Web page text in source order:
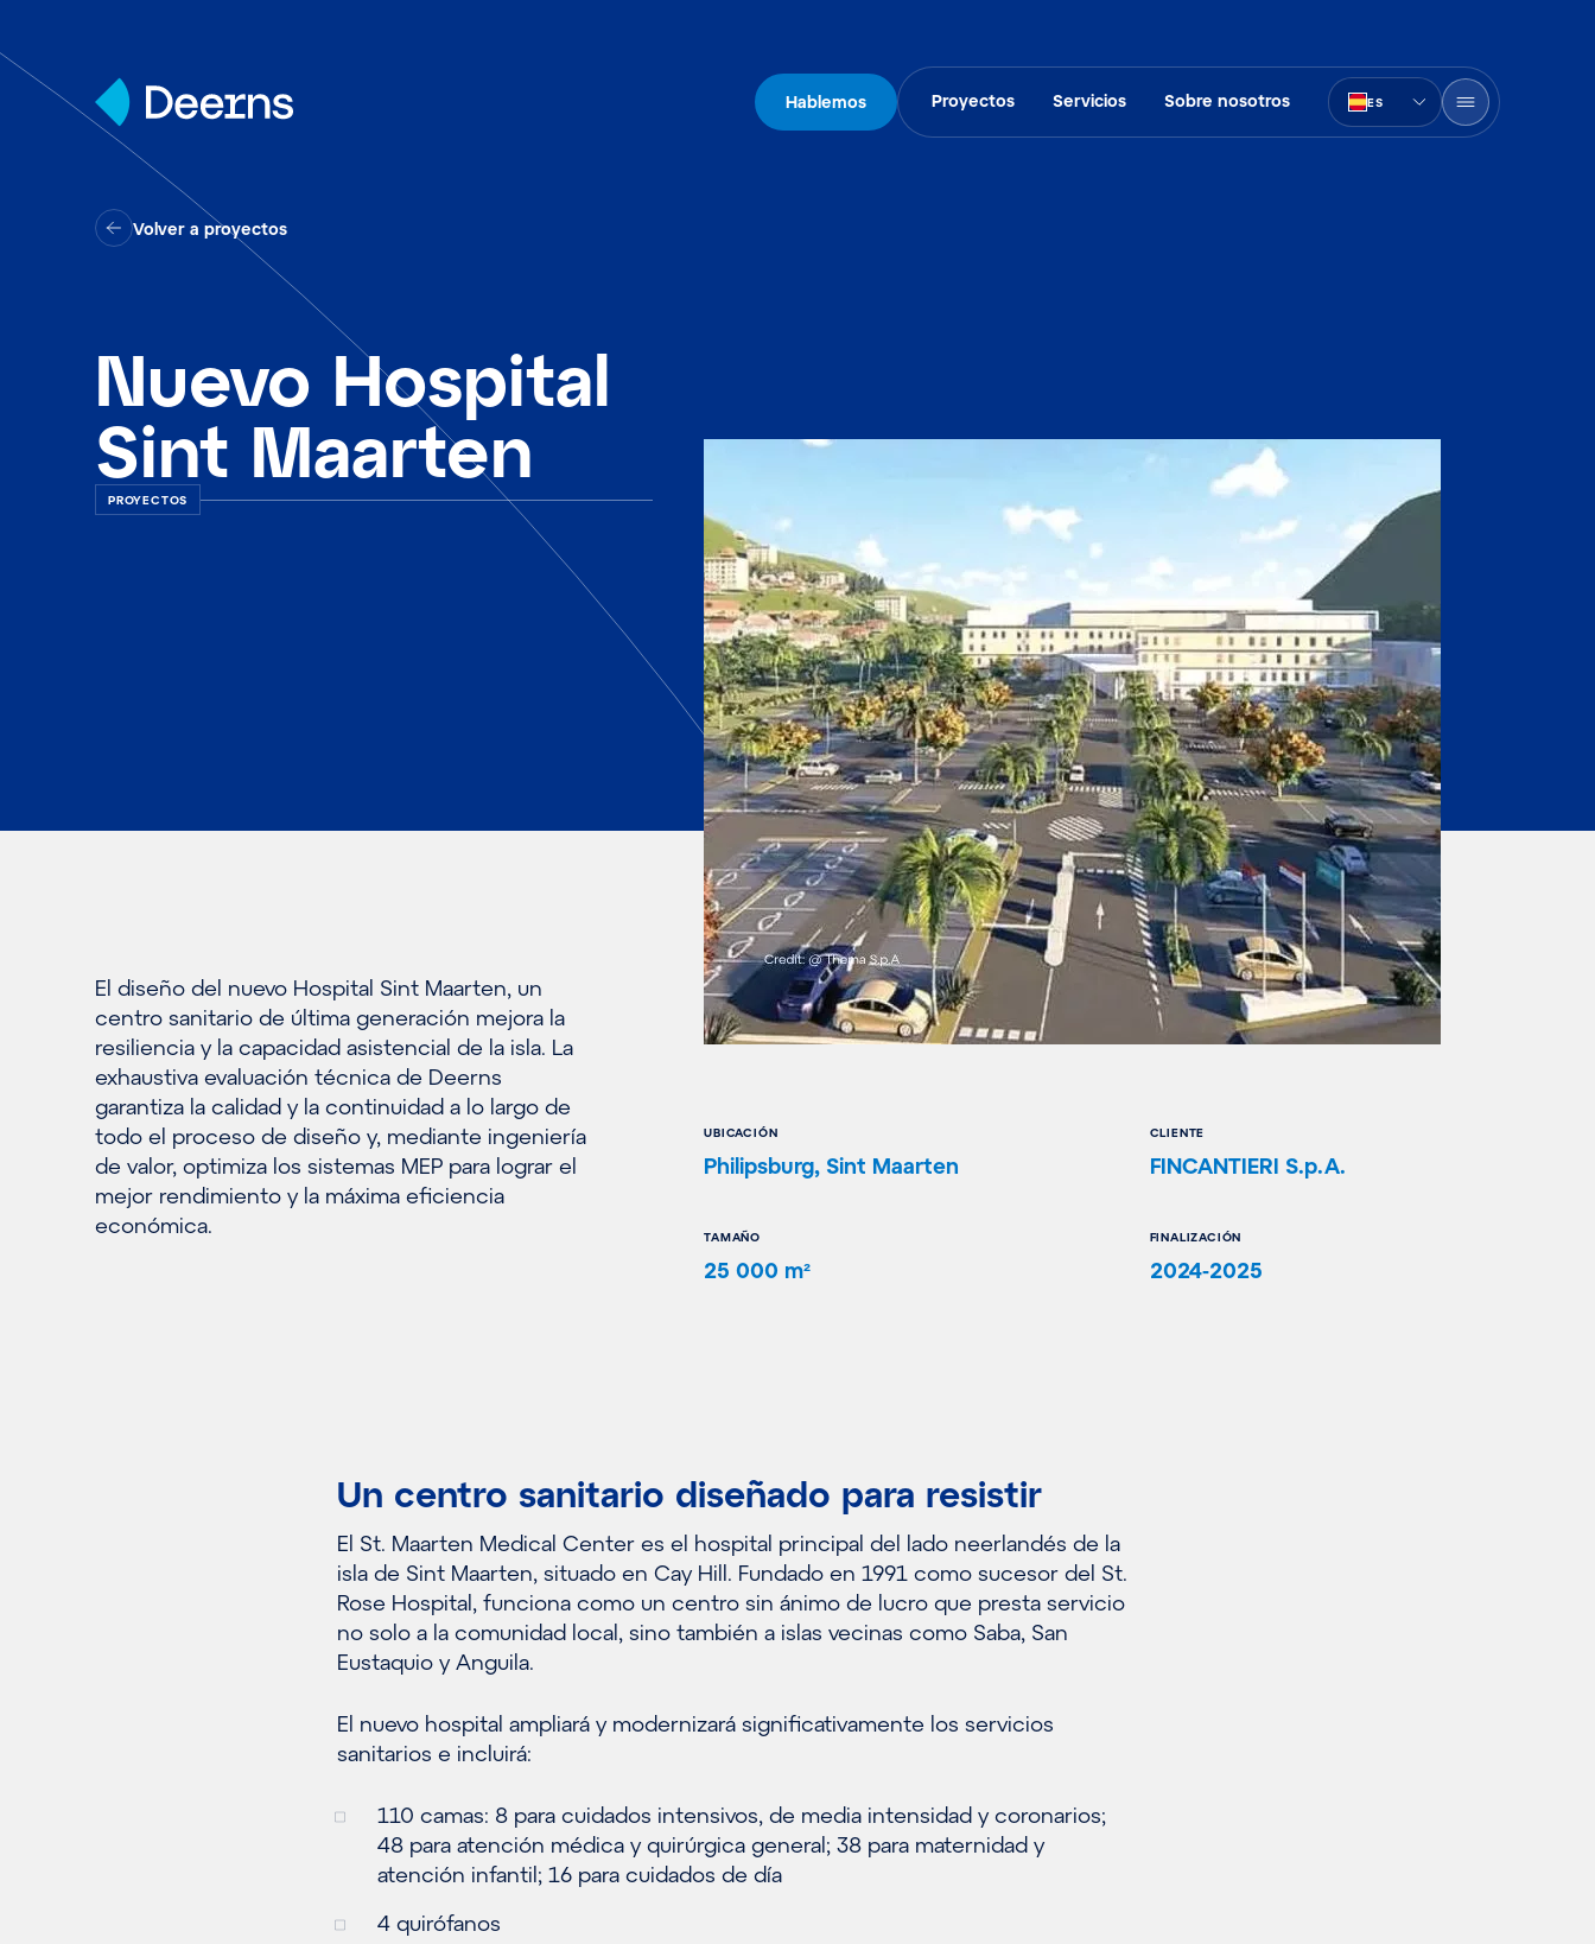
Hablemos Proyectos Servicios Sobre nosotros ES
Volver a proyectos
Nuevo Hospital
Sint Maarten
PROYECTOS
UBICACIÓN
Philipsburg, Sint Maarten
TAMAÑO
25 000 m²
CLIENTE
FINCANTIERI S.p.A.
FINALIZACIÓN
2024-2025
El diseño del nuevo Hospital Sint Maarten, un
centro sanitario de última generación mejora la
resiliencia y la capacidad asistencial de la isla. La
exhaustiva evaluación técnica de Deerns
garantiza la calidad y la continuidad a lo largo de
todo el proceso de diseño y, mediante ingeniería
de valor, optimiza los sistemas MEP para lograr el
mejor rendimiento y la máxima eficiencia
económica.
Un centro sanitario diseñado para resistir
El St. Maarten Medical Center es el hospital principal del lado neerlandés de la
isla de Sint Maarten, situado en Cay Hill. Fundado en 1991 como sucesor del St.
Rose Hospital, funciona como un centro sin ánimo de lucro que presta servicio
no solo a la comunidad local, sino también a islas vecinas como Saba, San
Eustaquio y Anguila.
El nuevo hospital ampliará y modernizará significativamente los servicios
sanitarios e incluirá:
110 camas: 8 para cuidados intensivos, de media intensidad y coronarios;
48 para atención médica y quirúrgica general; 38 para maternidad y
atención infantil; 16 para cuidados de día
4 quirófanos